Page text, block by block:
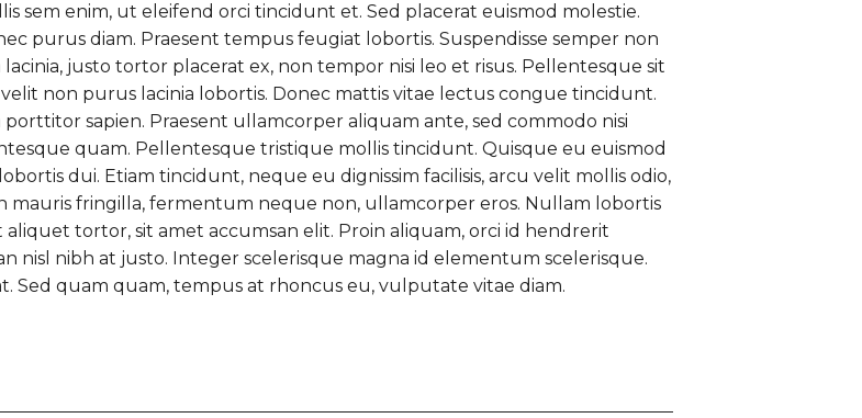
sem enim, ut eleifend orci tincidunt et. Sed placerat euismod molestie.
purus diam. Praesent tempus feugiat lobortis. Suspendisse semper non
justo tortor placerat ex, non tempor nisi leo et risus. Pellentesque sit
non purus lacinia lobortis. Donec mattis vitae lectus congue tincidunt.
sapien. Praesent ullamcorper aliquam ante, sed commodo nisi
quam. Pellentesque tristique mollis tincidunt. Quisque eu euismod
dui. Etiam tincidunt, neque eu dignissim facilisis, arcu velit mollis odio,
fringilla, fermentum neque non, ullamcorper eros. Nullam lobortis
tortor, sit amet accumsan elit. Proin aliquam, orci id hendrerit
nisl nibh at justo. Integer scelerisque magna id elementum scelerisque.
Sed quam quam, tempus at rhoncus eu, vulputate vitae diam.